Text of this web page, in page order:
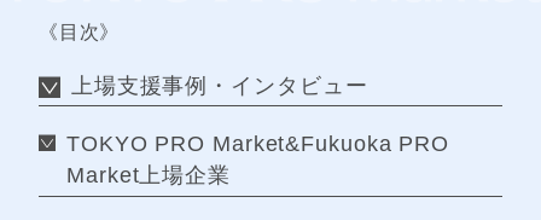
《目次》
上場支援事例・インタビュー
TOKYO PRO Market&Fukuoka PRO
Market上場企業